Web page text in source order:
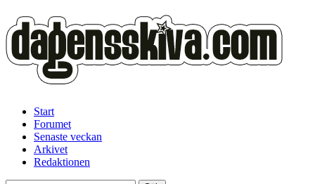
Start
Forumet
Senaste veckan
Arkivet
Redaktionen